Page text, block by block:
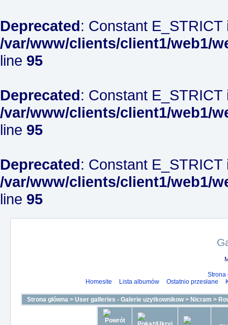
Deprecated: Constant
/var/www/clients/client1/web1/
line 95
Deprecated: Constant
/var/www/clients/client1/web1/
line 95
Deprecated: Constant
/var/www/clients/client1/web1/
line 95
Strona
Homesite
Lista albumów Ostatnio przesłane
Strona główna > User galleries - Galerie uzytkownikow> Nicram >